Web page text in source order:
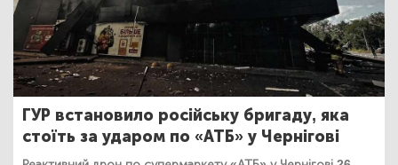
ГУР встановило російську бригаду, яка
стоїть за ударом по «АТБ» у Чернігові